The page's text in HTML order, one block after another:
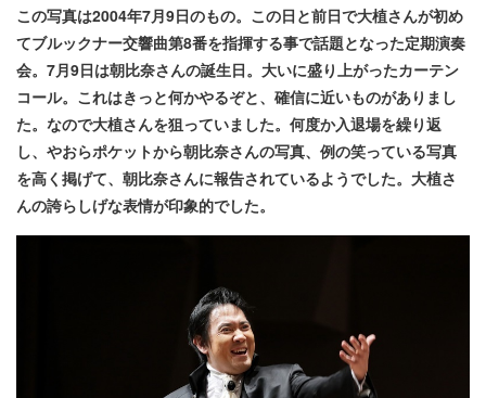
この写真は2004年7月9日のもの。この日と前日で大植さんが初め
てブルックナー交響曲第8番を指揮する事で話題となった定期演奏
会。7月9日は朝比奈さんの誕生日。大いに盛り上がったカーテン
コール。これはきっと何かやるぞと、確信に近いものがありまし
た。なので大植さんを狙っていました。何度か入退場を繰り返
し、やおらポケットから朝比奈さんの写真、例の笑っている写真
を高く掲げて、朝比奈さんに報告されているようでした。大植さ
んの誇らしげな表情が印象的でした。